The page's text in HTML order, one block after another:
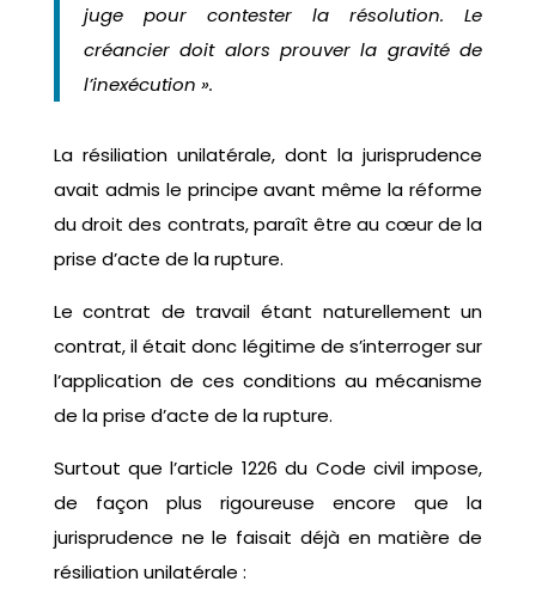
juge pour contester la résolution. Le
créancier doit alors prouver la gravité de
l’inexécution ».
La résiliation unilatérale, dont la jurisprudence
avait admis le principe avant même la réforme
du droit des contrats, paraît être au cœur de la
prise d’acte de la rupture.
Le contrat de travail étant naturellement un
contrat, il était donc légitime de s’interroger sur
l’application de ces conditions au mécanisme
de la prise d’acte de la rupture.
Surtout que l’article 1226 du Code civil impose,
de façon plus rigoureuse encore que la
jurisprudence ne le faisait déjà en matière de
résiliation unilatérale :